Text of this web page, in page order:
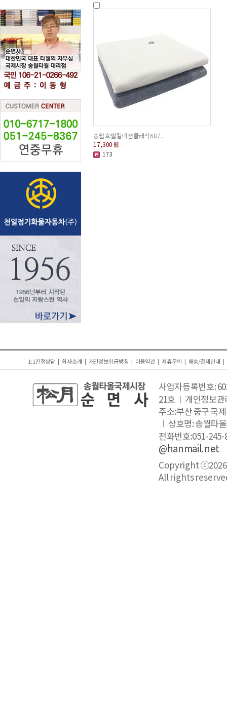
송월 호텔컬렉션 클래식68 /..
17,300원
173
1:1친절상담 | 회사소개 | 개인정보취급방침 | 이용약관 | 제휴문의 | 배송/결제안내 |
사업자등록번호:
21호 l 개인정보
주소:부산 중구 국
l 상호명: 송월타
전화번호:051-245-
@hanmail.net
Copyright
All rights